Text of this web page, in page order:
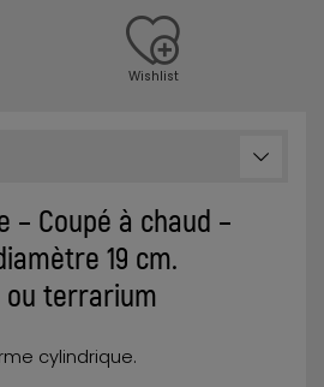
Wishlist
– Coupé à chaud –
19 cm.
ou terrarium
cylindrique.